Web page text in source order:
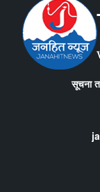
सूचना